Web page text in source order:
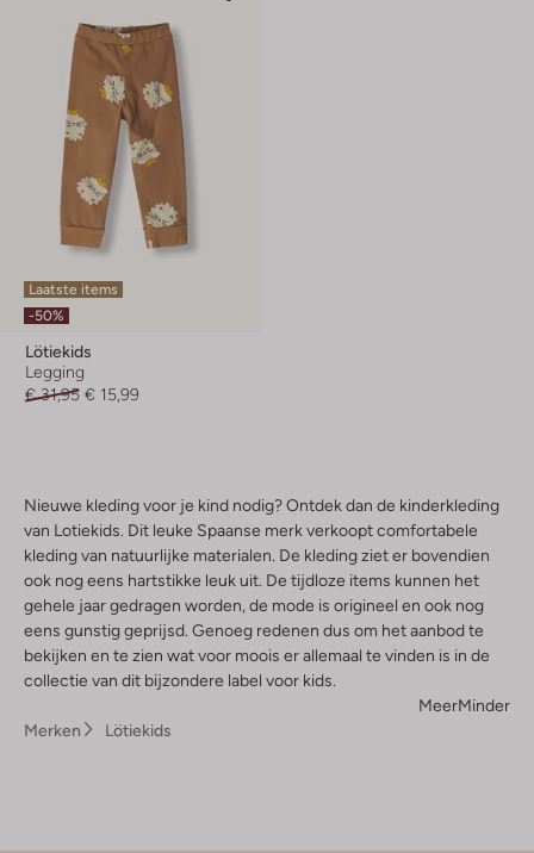
Laatste items
-50%
Lötiekids
Legging
€ 31,95 € 15,99
Nieuwe kleding voor je kind nodig? Ontdek dan de kinderkleding
van Lotiekids. Dit leuke Spaanse merk verkoopt comfortabele
kleding van natuurlijke materialen. De kleding ziet er bovendien
ook nog eens hartstikke leuk uit. De tijdloze items kunnen het
gehele jaar gedragen worden, de mode is origineel en ook nog
eens gunstig geprijsd. Genoeg redenen dus om het aanbod te
bekijken en te zien wat voor moois er allemaal te vinden is in de
collectie van dit bijzondere label voor kids.
MeerMinder
Merken
Lötiekids